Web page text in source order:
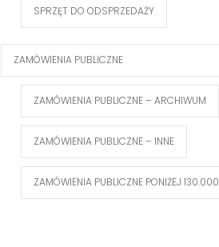
SPRZĘT DO ODSPRZEDAŻY
ZAMÓWIENIA PUBLICZNE
ZAMÓWIENIA PUBLICZNE – ARCHIWUM
ZAMÓWIENIA PUBLICZNE – INNE
ZAMÓWIENIA PUBLICZNE PONIŻEJ 130.000